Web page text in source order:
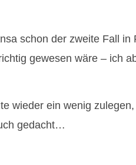
schon der zweite Fall in
gewesen wäre – ich
wieder ein wenig
gedacht…